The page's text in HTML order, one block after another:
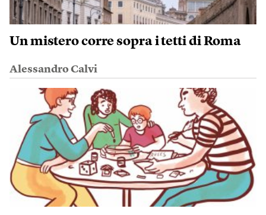
Un mistero corre sopra i tetti di Roma
Alessandro Calvi